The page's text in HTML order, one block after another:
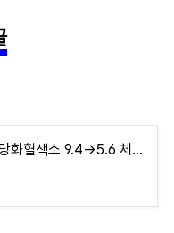
간암(9.12cm)치료/당화혈색소 9.4→5.6 체험기 모음집 - money-health